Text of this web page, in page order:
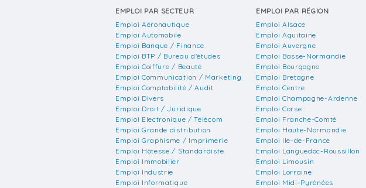
EMPLOI PAR SECTEUR
Emploi Aéronautique
Emploi Automobile
Emploi Banque / Finance
Emploi BTP / Bureau d'études
Emploi Coiffure / Beauté
Emploi Communication / Marketing
Emploi Comptabilité / Audit
Emploi Divers
Emploi Droit / Juridique
Emploi Electronique / Télécom
Emploi Grande distribution
Emploi Graphisme / Imprimerie
Emploi Hôtesse / Standardiste
Emploi Immobilier
Emploi Industrie
Emploi Informatique
EMPLOI PAR RÉGION
Emploi Alsace
Emploi Aquitaine
Emploi Auvergne
Emploi Basse-Normandie
Emploi Bourgogne
Emploi Bretagne
Emploi Centre
Emploi Champagne-Ardenne
Emploi Corse
Emploi Franche-Comté
Emploi Haute-Normandie
Emploi Ile-de-France
Emploi Languedoc-Roussillon
Emploi Limousin
Emploi Lorraine
Emploi Midi-Pyrénées